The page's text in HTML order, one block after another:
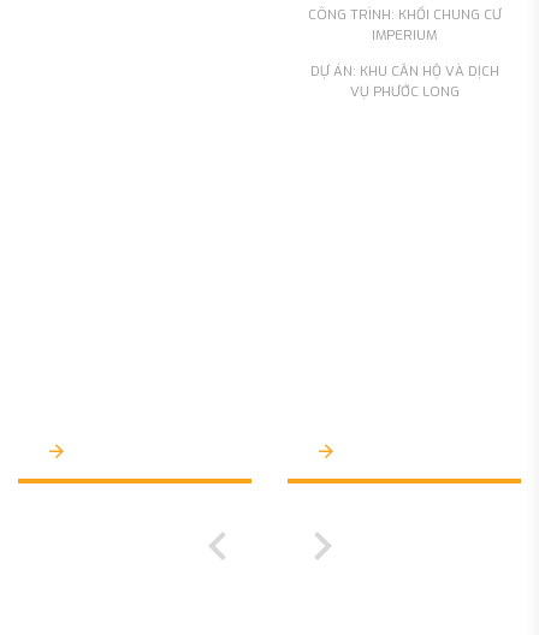
CÔNG TRÌNH: KHỐI CHUNG CƯ
IMPERIUM
DỰ ÁN: KHU CĂN HỘ VÀ DỊCH
VỤ PHƯỚC LONG